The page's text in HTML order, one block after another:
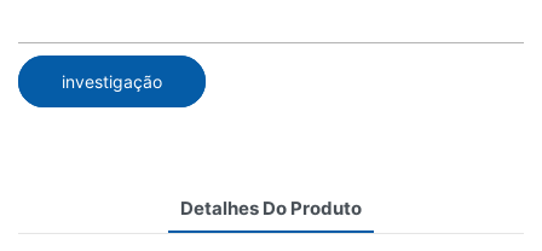
investigação
Detalhes Do Produto